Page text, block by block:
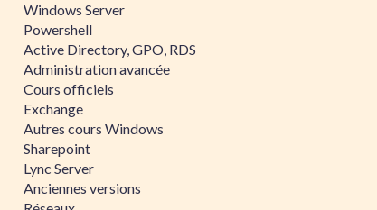
Windows Server
Powershell
Active Directory, GPO, RDS
Administration avancée
Cours officiels
Exchange
Autres cours Windows
Sharepoint
Lync Server
Anciennes versions